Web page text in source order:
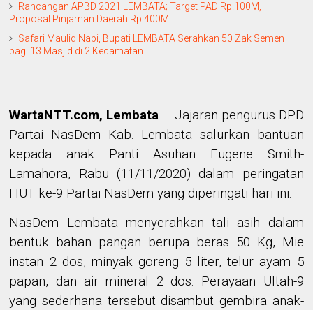
Rancangan APBD 2021 LEMBATA; Target PAD Rp.100M,
Proposal Pinjaman Daerah Rp.400M
Safari Maulid Nabi, Bupati LEMBATA Serahkan 50 Zak Semen
bagi 13 Masjid di 2 Kecamatan
WartaNTT.com, Lembata – Jajaran pengurus DPD
Partai NasDem Kab. Lembata salurkan bantuan
kepada anak Panti Asuhan Eugene Smith-
Lamahora, Rabu (11/11/2020) dalam
peringatan
HUT ke-9 Partai NasDem yang diperingati hari ini.
NasDem Lembata menyerahkan tali asih dalam
bentuk bahan pangan berupa beras 50 Kg, Mie
instan 2 dos, minyak goreng 5 liter, telur ayam 5
papan, dan air mineral 2dos. Perayaan Ultah-9
yang sederhana tersebut disambut gembira anak-